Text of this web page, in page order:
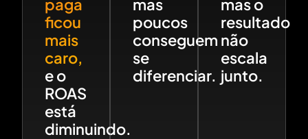
paga
ficou
mais
caro,
e o
ROAS
está
diminuindo.
mas
poucos
conseguem
se
diferenciar.
mas o
resultado
não
escala
junto.